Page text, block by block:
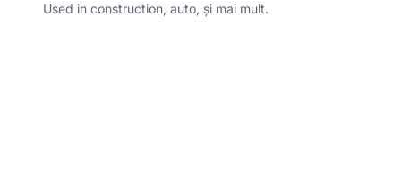
Used in construction, auto, și mai mult.